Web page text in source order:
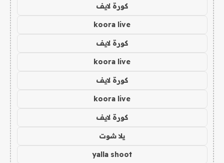
كورة لايف
koora live
كورة لايف
koora live
كورة لايف
koora live
كورة لايف
يلا شوت
yalla shoot